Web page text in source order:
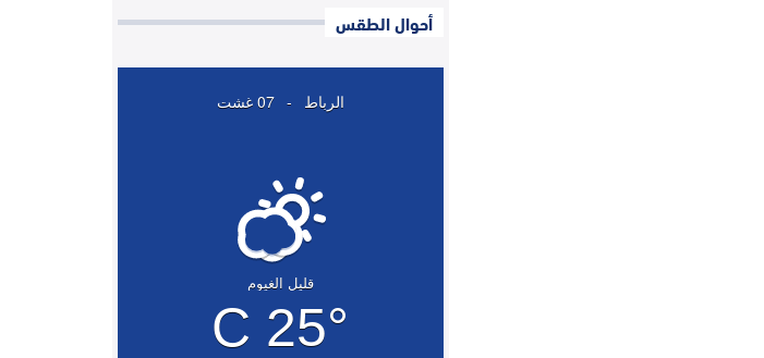
أحوال الطقس
الرباط - 07 غشت
قليل الغيوم
25° C